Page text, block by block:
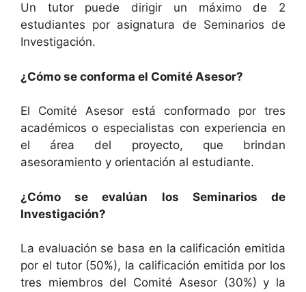
Un tutor puede dirigir un máximo de 2
estudiantes por asignatura de Seminarios de
Investigación.
¿Cómo se conforma el Comité Asesor?
El Comité Asesor está conformado por tres
académicos o especialistas con experiencia en
el área del proyecto, que brindan
asesoramiento y orientación al estudiante.
¿Cómo se evalúan los Seminarios de
Investigación?
La evaluación se basa en la calificación emitida
por el tutor (50%), la calificación emitida por los
tres miembros del Comité Asesor (30%) y la